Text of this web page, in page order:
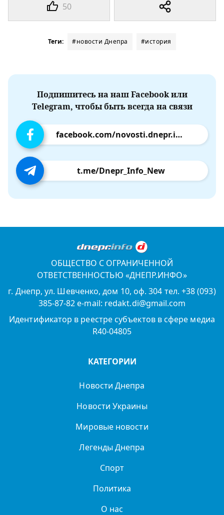
50
Теги: #новости Днепра #история
Подпишитесь на наш Facebook или
Telegram, чтобы быть всегда на связи
facebook.com/novosti.dnepr.info
t.me/Dnepr_Info_New
ОБЩЕСТВО С ОГРАНИЧЕННОЙ
ОТВЕТСТВЕННОСТЬЮ «ДНЕПР.ИНФО»
г. Днепр, ул. Шевченко, дом 10, оф. 304 тел. +38 (093)
385-87-82 e-mail: redakt.di@gmail.com
Идентификатор в реестре субъектов в сфере медиа
R40-04805
КАТЕГОРИИ
Новости Днепра
Новости Украины
Мировые новости
Легенды Днепра
Спорт
Политика
О нас